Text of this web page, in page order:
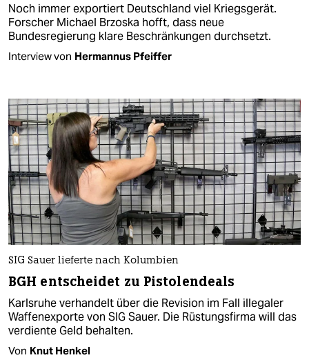
Noch immer exportiert Deutschland viel Kriegsgerät.
Forscher Michael Brzoska ​hofft, dass neue
Bundesregierung klare Beschränkungen durchsetzt.
Interview von Hermannus Pfeiffer
SIG Sauer lieferte nach Kolumbien
BGH entscheidet zu Pistolendeals
Karlsruhe verhandelt über die Revision im Fall illegaler
Waffenexporte von SIG Sauer. Die Rüstungsfirma will das
verdiente Geld behalten.
Von Knut Henkel